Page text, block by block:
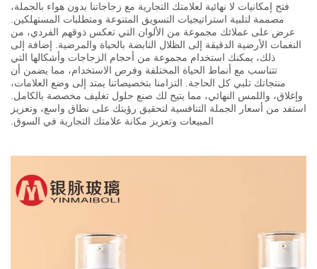
فتح إمكانيات لا نهائية لعلامتك التجارية مع زجاجاتنا بدون هواء بالجملة،
مصممة لتلبية استراتيجيات التسويق المتنوعة ومتطلبات المستهلكين.
عرض على عملائك مجموعة من الألوان التي تعكس ذوقهم الفردي، من
النغمات الأرضية الدقيقة إلى الظلال النابضة بالحياة والمرضية. إضافة إلى
ذلك، يمكنك استخدام مجموعة من أحجام الزجاجات وأشكالها التي
تتناسب مع أنماط الحياة المختلفة وفرص الاستخدام، مما يضمن أن
منتجاتك تلبي كل الحاجة. التزامنا بتخصيصاتنا يمتد إلى وضع العلامات،
وإغلاق، واللمس النهائي، مما يتيح لك صنع حلول تغليف مخصصة بالكامل.
استفد من أسعار الجملة التنافسية لتحقيق رؤيتك على نطاق واسع، وتعزيز
المبيعات وتعزيز مكانة علامتك التجارية في السوق.